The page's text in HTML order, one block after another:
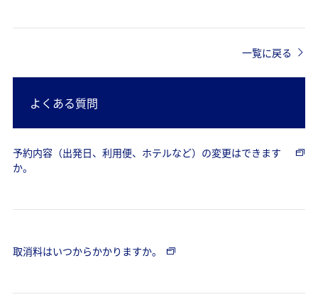
一覧に戻る
よくある質問
予約内容（出発日、利用便、ホテルなど）の変更はできます
か。
取消料はいつからかかりますか。